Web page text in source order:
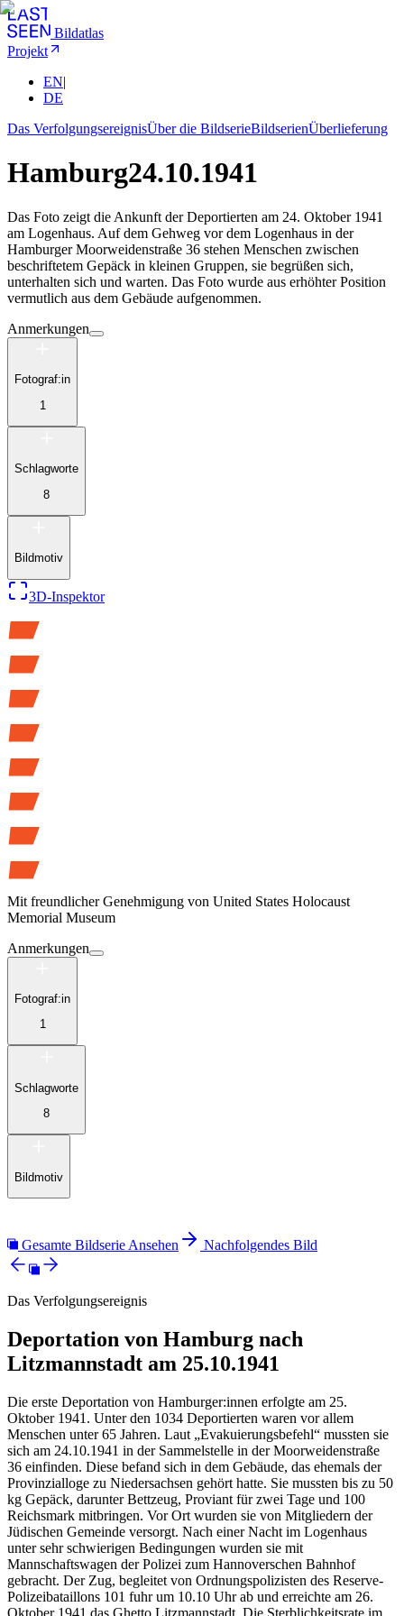
Bildatlas
Projekt
EN|
DE
Das VerfolgungsereignisÜber die BildserieBildserienÜberlieferung
Hamburg24.10.1941
Das Foto zeigt die Ankunft der Deportierten am 24. Oktober 1941
am Logenhaus. Auf dem Gehweg vor dem Logenhaus in der
Hamburger Moorweidenstraße 36 stehen Menschen zwischen
beschriftetem Gepäck in kleinen Gruppen, sie begrüßen sich,
unterhalten sich und warten. Das Foto wurde aus erhöhter Position
vermutlich aus dem Gebäude aufgenommen.
Anmerkungen
Fotograf:in
1
Schlagworte
8
Bildmotiv
3D-Inspektor
Mit freundlicher Genehmigung von United States Holocaust
Memorial Museum
Anmerkungen
Fotograf:in
1
Schlagworte
8
Bildmotiv
Gesamte Bildserie Ansehen Nachfolgendes Bild
Das Verfolgungsereignis
Deportation von Hamburg nach
Litzmannstadt am 25.10.1941
Die erste Deportation von Hamburger:innen erfolgte am 25.
Oktober 1941. Unter den 1034 Deportierten waren vor allem
Menschen unter 65 Jahren. Laut „Evakuierungsbefehl“ mussten sie
sich am 24.10.1941 in der Sammelstelle in der Moorweidenstraße
36 einfinden. Diese befand sich in dem Gebäude, das ehemals der
Provinzialloge zu Niedersachsen gehört hatte. Sie mussten bis zu 50
kg Gepäck, darunter Bettzeug, Proviant für zwei Tage und 100
Reichsmark mitbringen. Vor Ort wurden sie von Mitgliedern der
Jüdischen Gemeinde versorgt. Nach einer Nacht im Logenhaus
unter sehr schwierigen Bedingungen wurden sie mit
Mannschaftswagen der Polizei zum Hannoverschen Bahnhof
gebracht. Der Zug, begleitet von Ordnungspolizisten des Reserve-
Polizeibataillons 101 fuhr um 10.10 Uhr ab und erreichte am 26.
Oktober 1941 das Ghetto Litzmannstadt. Die Sterblichkeitsrate im